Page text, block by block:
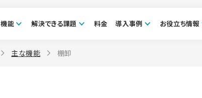
機能 解決できる課題 料金 導入事例 お役立ち情報
主な機能 棚卸